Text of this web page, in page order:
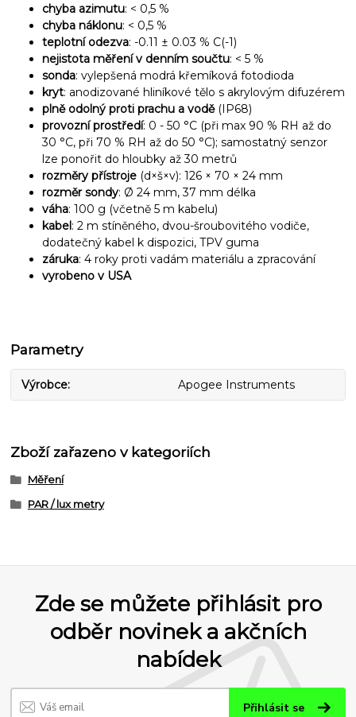
chyba azimutu: < 0,5 %
chyba náklonu: < 0,5 %
teplotní odezva: -0.11 ± 0.03 % C(-1)
nejistota měření v denním součtu: < 5 %
sonda: vylepšená modrá křemíková fotodioda
kryt: anodizované hliníkové tělo s akrylovým difuzérem
plně odolný proti prachu a vodě(IP68)
provozní prostředí: 0 - 50 °C (při max 90 % RH až do
30 °C, při 70 % RH až do 50 °C); samostatný senzor
lze ponořit do hloubky až 30 metrů
rozměry přístroje (d×š×v): 126 × 70 × 24 mm
rozměr sondy: Ø 24 mm, 37 mm délka
váha: 100 g (včetně 5 m kabelu)
kabel: 2 m stíněného, dvou-šroubovitého vodiče,
dodatečný kabel k dispozici, TPV guma
záruka: 4 roky proti vadám materiálu a zpracování
vyrobeno v USA
Parametry
Výrobce Apogee Instruments
Zboží zařazeno v kategoriích
Měření
PAR / lux metry
Zde se můžete přihlásit pro
odběr novinek a akčních
nabídek
Přihlásit se